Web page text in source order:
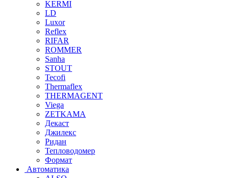
KERMI
LD
Luxor
Reflex
RIFAR
ROMMER
Sanha
STOUT
Tecofi
Thermaflex
THERMAGENT
Viega
ZETKAMA
Декаст
Джилекс
Ридан
Тепловодомер
Формат
Автоматика